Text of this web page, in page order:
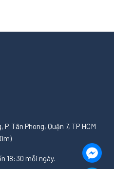
Tân Phong, Quận 7, TP HCM
18:30 mỗi ngày.